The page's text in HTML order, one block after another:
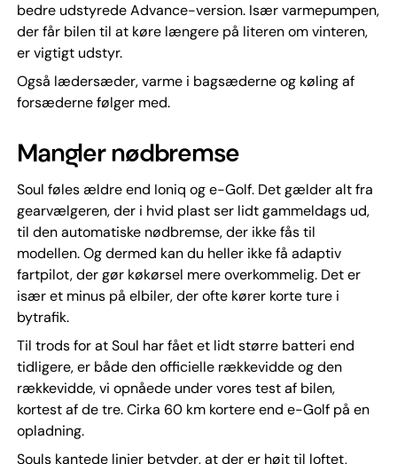
bedre udstyrede Advance-version. Især varmepumpen,
der får bilen til at køre længere på literen om vinteren,
er vigtigt udstyr.
Også lædersæder, varme i bagsæderne og køling af
forsæderne følger med.
Mangler nødbremse
Soul føles ældre end Ioniq og e-Golf. Det gælder alt fra
gearvælgeren, der i hvid plast ser lidt gammeldags ud,
til den automatiske nødbremse, der ikke fås til
modellen. Og dermed kan du heller ikke få adaptiv
fartpilot, der gør køkørsel mere overkommelig. Det er
især et minus på elbiler, der ofte kører korte ture i
bytrafik.
Til trods for at Soul har fået et lidt større batteri end
tidligere, er både den officielle rækkevidde og den
rækkevidde, vi opnåede under vores test af bilen,
kortest af de tre. Cirka 60 km kortere end e-Golf på en
opladning.
Souls kantede linjer betyder, at der er højt til loftet,